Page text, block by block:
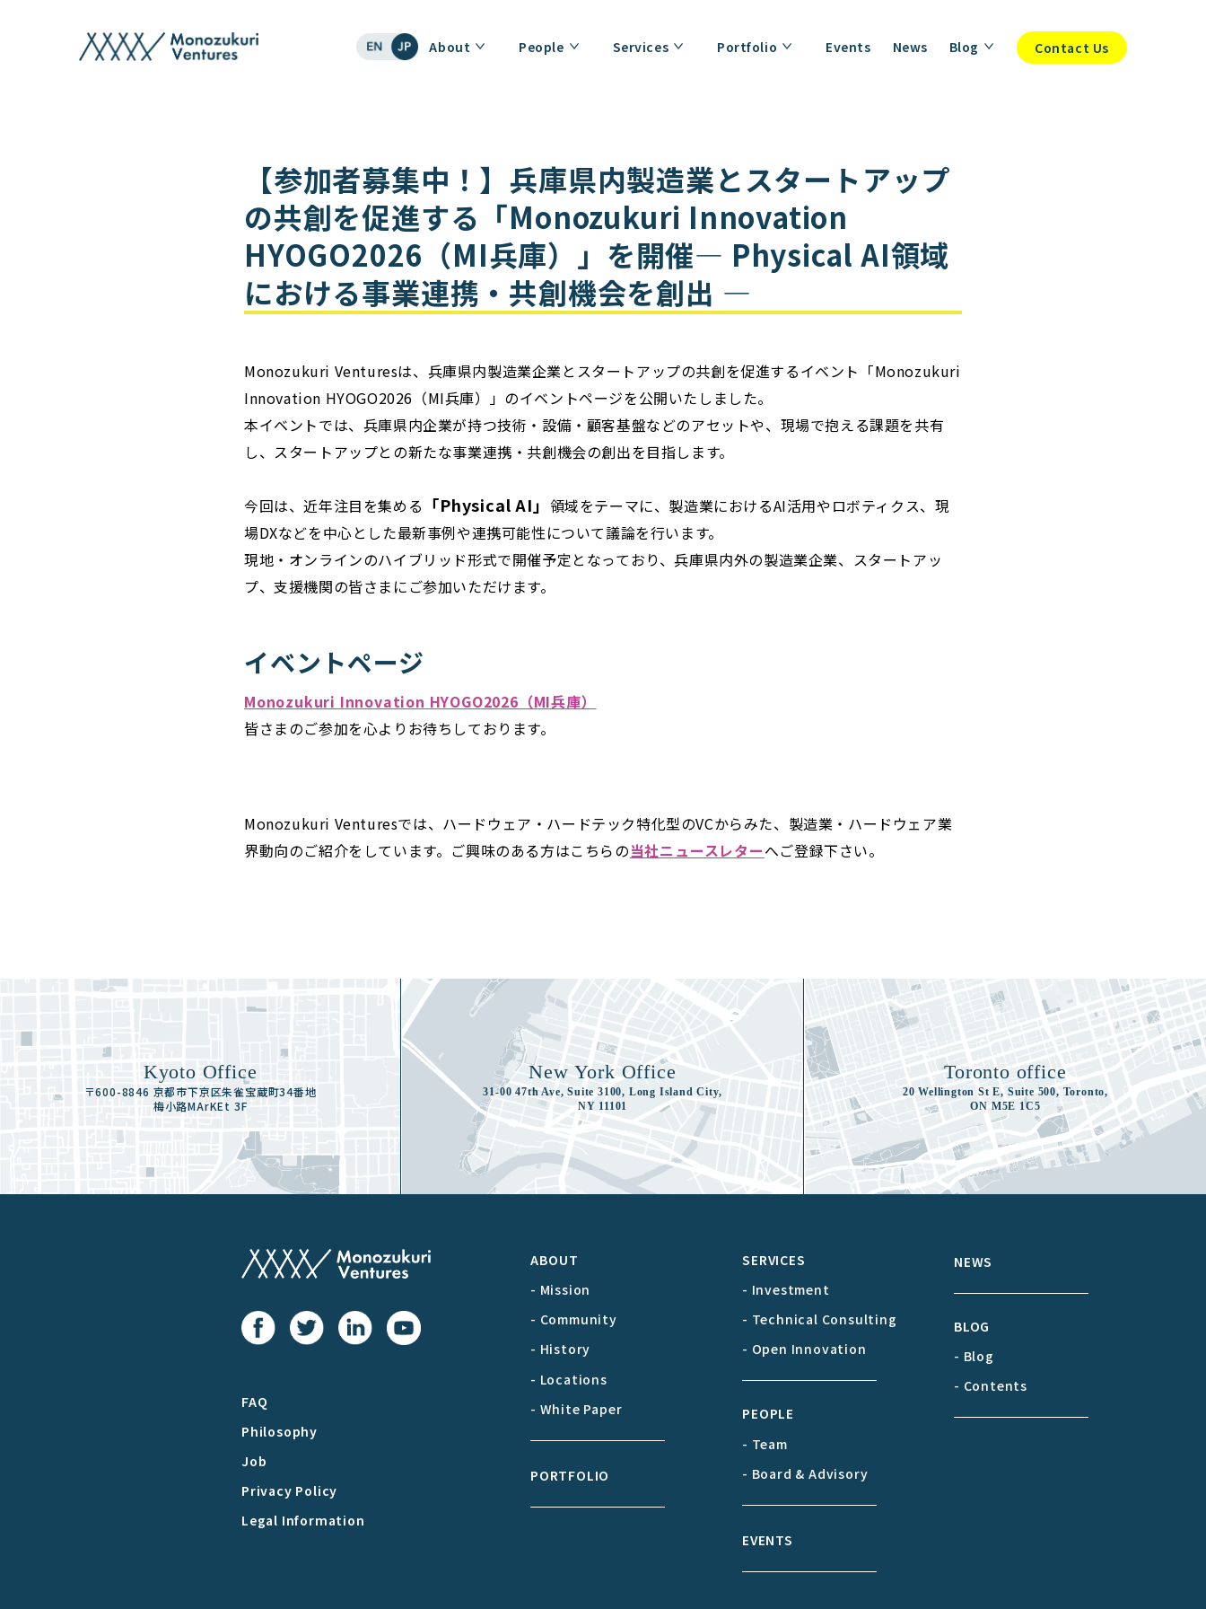
About People Services Portfolio Events News Blog Contact Us
【参加者募集中！】兵庫県内製造業とスタートアップ
の共創を促進する「Monozukuri Innovation
HYOGO2026（MI兵庫）」を開催— Physical AI領域
における事業連携・共創機会を創出 —
Monozukuri Venturesは、兵庫県内製造業企業とスタートアップの共創を促進するイベント「Monozukuri
Innovation HYOGO2026（MI兵庫）」のイベントページを公開いたしました。
本イベントでは、兵庫県内企業が持つ技術・設備・顧客基盤などのアセットや、現場で抱える課題を共有
し、スタートアップとの新たな事業連携・共創機会の創出を目指します。
今回は、近年注目を集める 「Physical AI」 領域をテーマに、製造業におけるAI活用やロボティクス、現
場DXなどを中心とした最新事例や連携可能性について議論を行います。
現地・オンラインのハイブリッド形式で開催予定となっており、兵庫県内外の製造業企業、スタートアッ
プ、支援機関の皆さまにご参加いただけます。
イベントページ
Monozukuri Innovation HYOGO2026（MI兵庫）
皆さまのご参加を心よりお待ちしております。
Monozukuri Venturesでは、ハードウェア・ハードテック特化型のVCからみた、製造業・ハードウェア業
界動向のご紹介をしています。ご興味のある方はこちらの当社ニュースレターへご登録下さい。
Kyoto Office
〒600-8846 京都市下京区朱雀宝蔵町34番地
梅小路MArKEt 3F
New York Office
31-00 47th Ave, Suite 3100, Long Island City,
NY 11101
Toronto office
20 Wellington St E, Suite 500, Toronto,
ON M5E 1C5
FAQ
Philosophy
Job
Privacy Policy
Legal Information
ABOUT
- Mission
- Community
- History
- Locations
- White Paper
PORTFOLIO
SERVICES
- Investment
- Technical Consulting
- Open Innovation
PEOPLE
- Team
- Board & Advisory
EVENTS
NEWS
BLOG
- Blog
- Contents